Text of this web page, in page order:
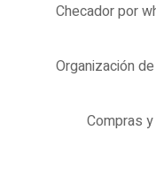
Checador por
Organización
Compras